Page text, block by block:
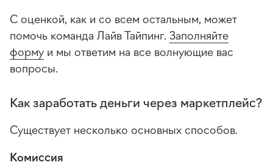
С оценкой, как и со всем остальным, может
помочь команда Лайв Тайпинг. Заполняйте
форму и мы ответим на все волнующие вас
вопросы.
Как заработать деньги через маркетплейс?
Существует несколько основных способов.
Комиссия